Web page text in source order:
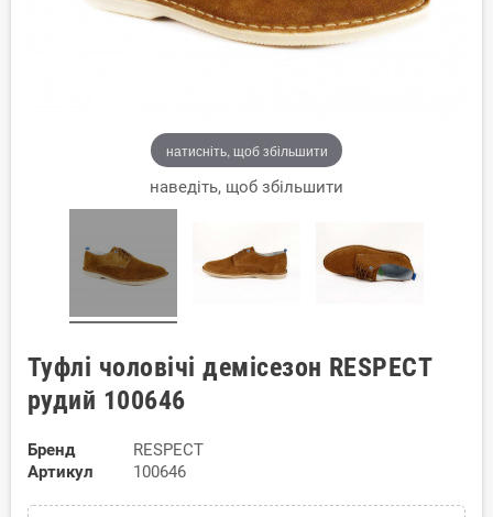
натисніть, щоб збільшити
наведіть, щоб збільшити
Туфлі чоловічі демісезон RESPECT
рудий 100646
Бренд
RESPECT
Артикул
100646